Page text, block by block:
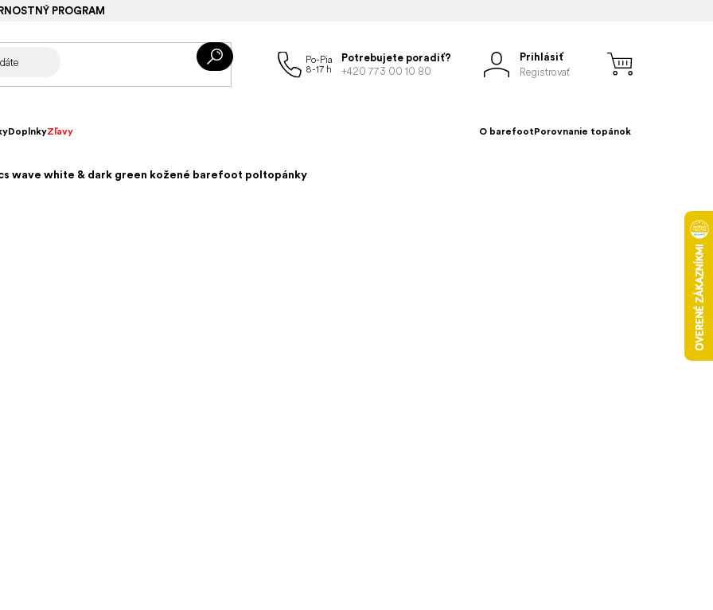
PROGRAM
Potrebujete poradiť?
+420 773 00 10 80
Prihlásiť
Registrovať
DoplnkyZľavy O barefootPorovnanie topánok
wave white & dark green kožené barefoot poltopánky